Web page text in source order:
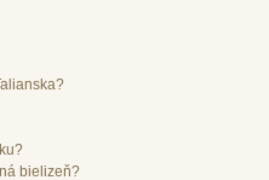
bielizeň?